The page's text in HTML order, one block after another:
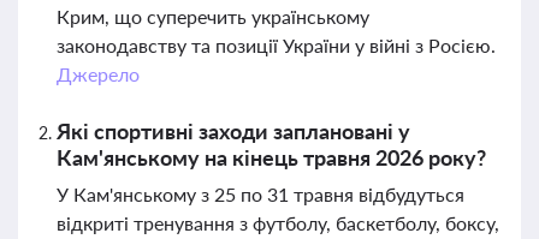
Крим, що суперечить українському
законодавству та позиції України у війні з Росією.
Джерело
Які спортивні заходи заплановані у
Кам'янському на кінець травня 2026 року?
У Кам'янському з 25 по 31 травня відбудуться
відкриті тренування з футболу, баскетболу, боксу,